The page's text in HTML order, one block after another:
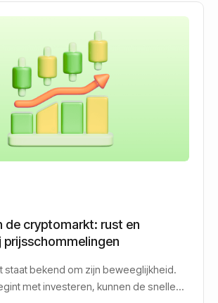
de cryptomarkt: rust en
prijsschommelingen
staat bekend om zijn beweeglijkheid.
met investeren, kunnen de snelle